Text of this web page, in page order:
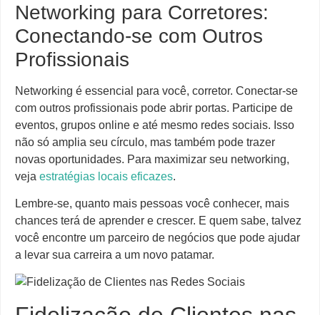
Networking para Corretores:
Conectando-se com Outros
Profissionais
Networking é essencial para você, corretor. Conectar-se
com outros profissionais pode abrir portas. Participe de
eventos, grupos online e até mesmo redes sociais. Isso
não só amplia seu círculo, mas também pode trazer
novas oportunidades. Para maximizar seu networking,
veja estratégias locais eficazes.
Lembre-se, quanto mais pessoas você conhecer, mais
chances terá de aprender e crescer. E quem sabe, talvez
você encontre um parceiro de negócios que pode ajudar
a levar sua carreira a um novo patamar.